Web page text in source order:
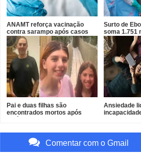
ANAMT reforça vacinação
contra sarampo após casos
em São Paulo
Surto de
soma 1.751
OMS
Pai e duas filhas são
encontrados mortos após
Ansiedade
Comentar com o Gmail